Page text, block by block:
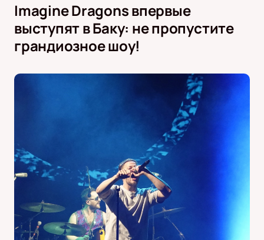
Imagine Dragons впервые
выступят в Баку: не пропустите
грандиозное шоу!